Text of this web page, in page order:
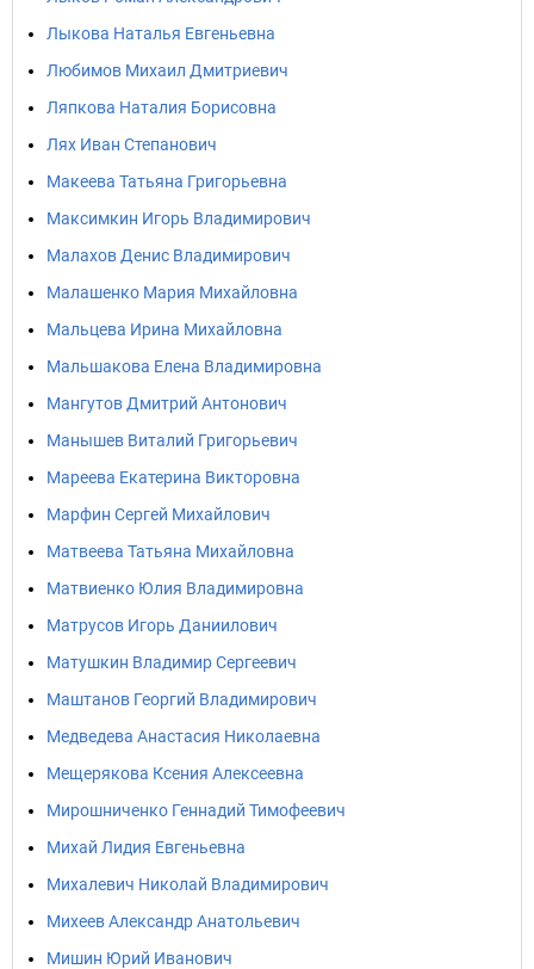
Лыкова Наталья Евгеньевна
Любимов Михаил Дмитриевич
Ляпкова Наталия Борисовна
Лях Иван Степанович
Макеева Татьяна Григорьевна
Максимкин Игорь Владимирович
Малахов Денис Владимирович
Малашенко Мария Михайловна
Мальцева Ирина Михайловна
Мальшакова Елена Владимировна
Мангутов Дмитрий Антонович
Манышев Виталий Григорьевич
Мареева Екатерина Викторовна
Марфин Сергей Михайлович
Матвеева Татьяна Михайловна
Матвиенко Юлия Владимировна
Матрусов Игорь Даниилович
Матушкин Владимир Сергеевич
Маштанов Георгий Владимирович
Медведева Анастасия Николаевна
Мещерякова Ксения Алексеевна
Мирошниченко Геннадий Тимофеевич
Михай Лидия Евгеньевна
Михалевич Николай Владимирович
Михеев Александр Анатольевич
Мишин Юрий Иванович